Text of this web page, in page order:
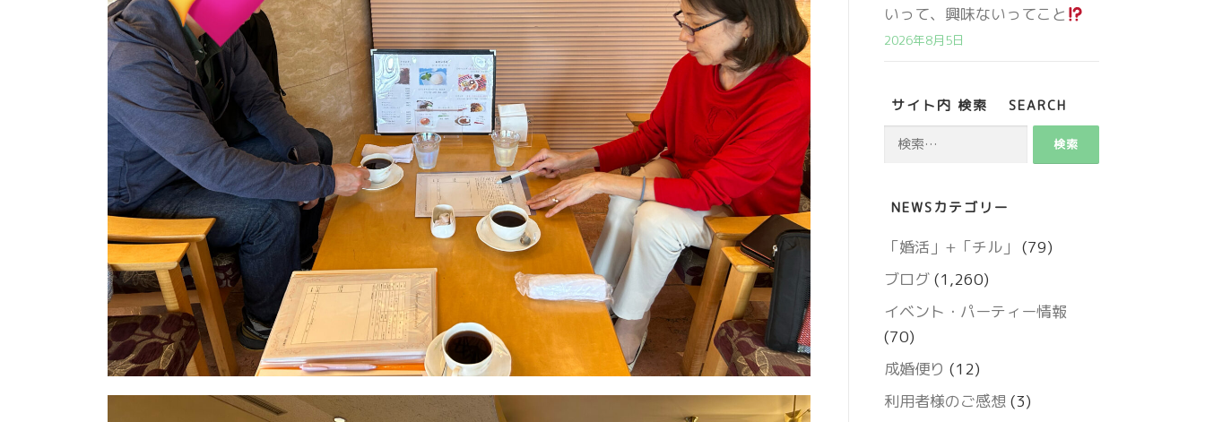
営業時間 9:00～18:00
お問い合わせ
いって、興味ないってこと
2026年8月5日
サイト内 検索 SEARCH
NEWSカテゴリー
「婚活」+「チル」
(79)
ブログ (1,260)
イベント・パーティー情報
(70)
成婚便り (12)
利用者様のご感想 (3)